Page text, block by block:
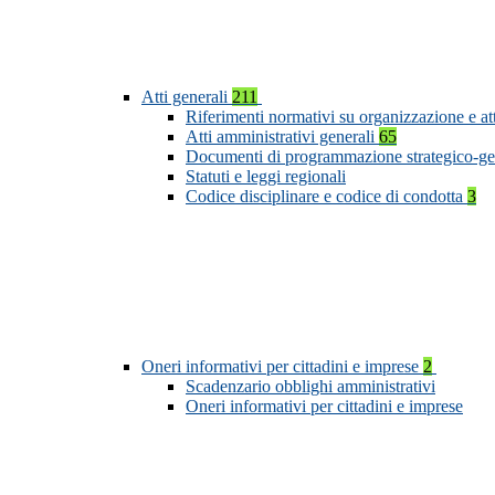
Atti generali 211
Riferimenti normativi su organizzazione e
Atti amministrativi generali 65
Documenti di programmazione strategico-
Statuti e leggi regionali
Codice disciplinare e codice di condotta 3
Oneri informativi per cittadini e imprese 2
Scadenzario obblighi amministrativi
Oneri informativi per cittadini e imprese